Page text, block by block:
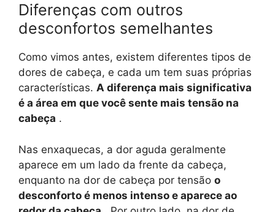
Diferenças com outros
desconfortos semelhantes
Como vimos antes, existem diferentes tipos de
dores de cabeça, e cada um tem suas próprias
características. A diferença mais significativa
é a área em que você sente mais tensão na
cabeça .
Nas enxaquecas, a dor aguda geralmente
aparece em um lado da frente da cabeça,
enquanto na dor de cabeça por tensão o
desconforto é menos intenso e aparece ao